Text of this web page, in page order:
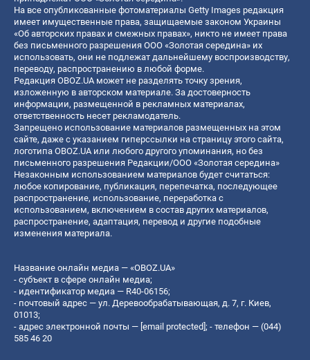
На все опубликованные фотоматериалы Getty Images редакция
имеет имущественные права, защищаемые законом Украины
«Об авторских правах и смежных правах», никто не имеет права
без письменного разрешения ООО «Золотая середина» их
использовать, они не подлежат дальнейшему воспроизводству,
переводу, распространению в любой форме.
Редакция OBOZ.UA может не разделять точку зрения,
изложенную в авторском материале. За достоверность
информации, размещенной в рекламных материалах,
ответственность несет рекламодатель.
Запрещено использование материалов размещенных на этом
сайте, даже с указанием гиперссылки на страницу этого сайта,
логотипа OBOZ.UA или любого другого упоминания, но без
письменного разрешения Редакции/ООО «Золотая середина»
Незаконным использованием материалов будет считаться:
любое копирование, публикация, перепечатка, последующее
распространение, использование, переработка с
использованием, включением в состав других материалов,
распространение, адаптация, перевод и другие подобные
изменения материала.
Название онлайн медиа — «OBOZ.UA»
- субъект в сфере онлайн медиа;
- идентификатор медиа — R40-06156;
- почтовый адрес — ул. Деревообрабатывающая, д. 7, г. Киев,
01013;
- адрес электронной почты — [email protected]; - телефон — (044)
585 46 20